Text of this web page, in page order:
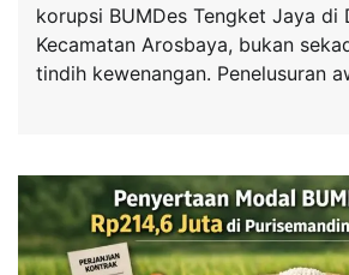
korupsi BUMDes Tengket Jaya di
Kecamatan Arosbaya, bukan
tindih kewenangan. Penelusuran